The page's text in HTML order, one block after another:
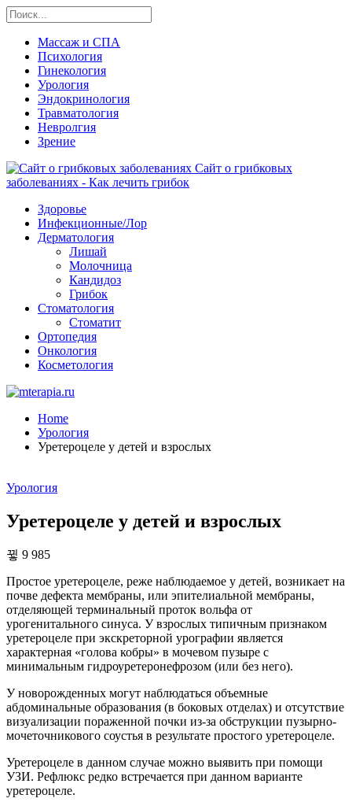
Массаж и СПА
Психология
Гинекология
Урология
Эндокринология
Травматология
Невролгия
Зрение
Сайт о грибковых
заболеваниях - Как лечить грибок
Здоровье
Инфекционные/Лор
Дерматология
Лишай
Молочница
Кандидоз
Грибок
Стоматология
Стоматит
Ортопедия
Онкология
Косметология
Home
Урология
Уретероцеле у детей и взрослых
Урология
Уретероцеле у детей и взрослых
9 985
Простое уретероцеле, реже наблюдаемое у детей, возникает на
почве дефекта мембраны, или эпителиальной мембраны,
отделяющей терминальный проток вольфа от
урогенитального синуса. У взрослых типичным признаком
уретероцеле при экскреторной урографии является
характерная «голова кобры» в мочевом пузыре с
минимальным гидроуретеронефрозом (или без него).
У новорожденных могут наблюдаться объемные
абдоминальные образования (в боковых отделах) и отсутствие
визуализации пораженной почки из-за обструкции пузырно-
мочеточникового соустья в результате простого уретероцеле.
Уретероцеле в данном случае можно выявить при помощи
УЗИ. Рефлюкс редко встречается при данном варианте
уретероцеле.